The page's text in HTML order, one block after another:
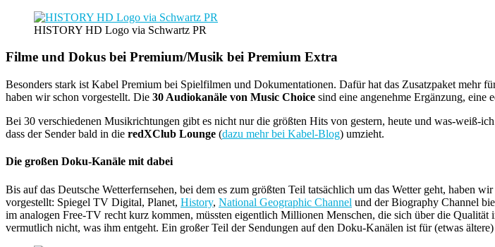
HISTORY HD Logo via Schwartz PR
Filme und Dokus bei Premium/Musik bei Premium Extra
Besonders stark ist Kabel Premium bei Spielfilmen und Dokumentationen. Dafür hat das Zusatzpaket
haben wir schon vorgestellt. Die 30 Audiokanäle von Music Choice sind eine angenehme Ergänzung, eine
Bei 30 verschiedenen Musikrichtungen gibt es nicht nur die größten Hits von gestern, heute und was-
dass der Sender bald in die redXClub Lounge (dazu mehr bei Kabel-Blog) umzieht.
Die großen Doku-Kanäle mit dabei
Bis auf das Deutsche Wetterfernsehen, bei dem es zum größten Teil tatsächlich um das Wetter geht,
vorgestellt: Spiegel TV Digital, Planet, History, National Geographic Channel und der Biography Channel
im analogen Free-TV recht kurz kommen, müssten eigentlich Millionen Menschen, die sich über die
vermutlich nicht, was ihm entgeht. Ein großer Teil der Sendungen auf den Doku-Kanälen ist für (etwas